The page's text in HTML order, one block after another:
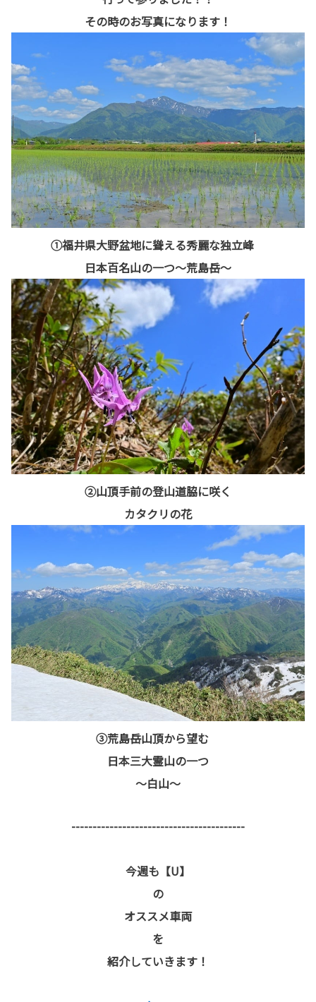
その時のお写真になります！
①福井県大野盆地に聳える秀麗な独立峰
日本百名山の一つ～荒島岳～
②山頂手前の登山道脇に咲く
カタクリの花
③荒島岳山頂から望む
日本三大霊山の一つ
～白山～
-----------------------------------------
今週も【U】
の
オススメ車両
を
紹介していきます！